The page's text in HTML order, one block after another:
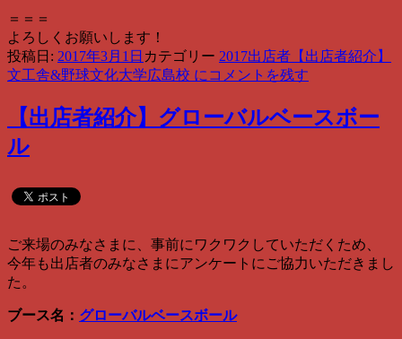
＝＝＝
よろしくお願いします！
投稿日: 2017年3月1日 カテゴリー 2017出店者 【出店者紹介】
文工舎&野球文化大学広島校 に コメントを残す
【出店者紹介】グローバルベースボー
ル
ご来場のみなさまに、事前にワクワクしていただくため、
今年も出店者のみなさまにアンケートにご協力いただきまし
た。
ブース名： グローバルベースボール